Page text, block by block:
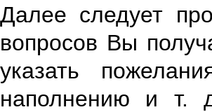
Далее следует
вопросов Вы
указать
наполнению и т.